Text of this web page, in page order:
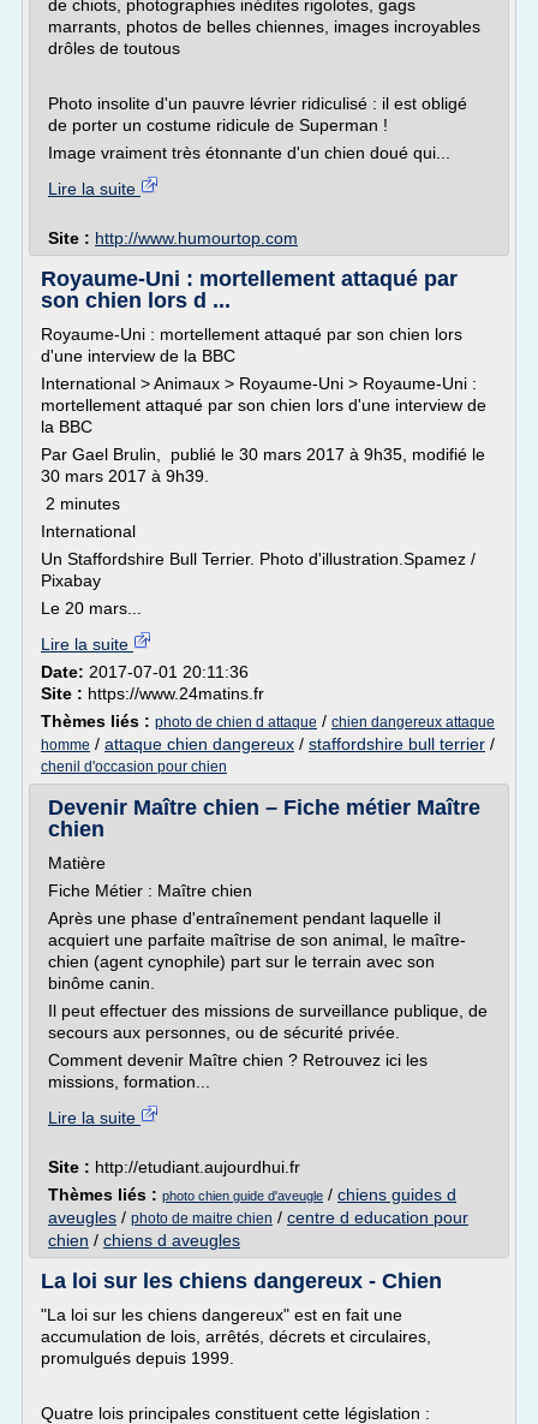
de chiots, photographies inédites rigolotes, gags
marrants, photos de belles chiennes, images incroyables
drôles de toutous
Photo insolite d'un pauvre lévrier ridiculisé : il est obligé
de porter un costume ridicule de Superman !
Image vraiment très étonnante d'un chien doué qui...
Lire la suite
Site : http://www.humourtop.com
Royaume-Uni : mortellement attaqué par
son chien lors d ...
Royaume-Uni : mortellement attaqué par son chien lors
d'une interview de la BBC
International > Animaux > Royaume-Uni > Royaume-Uni :
mortellement attaqué par son chien lors d'une interview de
la BBC
Par Gael Brulin, publié le 30 mars 2017 à 9h35, modifié le
30 mars 2017 à 9h39.
2 minutes
International
Un Staffordshire Bull Terrier. Photo d'illustration.Spamez /
Pixabay
Le 20 mars...
Lire la suite
Date: 2017-07-01 20:11:36
Site : https://www.24matins.fr
Thèmes liés : photo de chien d attaque / chien dangereux attaque
homme / attaque chien dangereux / staffordshire bull terrier /
chenil d'occasion pour chien
Devenir Maître chien – Fiche métier Maître
chien
Matière
Fiche Métier : Maître chien
Après une phase d'entraînement pendant laquelle il
acquiert une parfaite maîtrise de son animal, le maître-
chien (agent cynophile) part sur le terrain avec son
binôme canin.
Il peut effectuer des missions de surveillance publique, de
secours aux personnes, ou de sécurité privée.
Comment devenir Maître chien ? Retrouvez ici les
missions, formation...
Lire la suite
Site : http://etudiant.aujourdhui.fr
Thèmes liés : photo chien guide d'aveugle / chiens guides d
aveugles / photo de maitre chien / centre d education pour
chien / chiens d aveugles
La loi sur les chiens dangereux - Chien
"La loi sur les chiens dangereux" est en fait une
accumulation de lois, arrêtés, décrets et circulaires,
promulgués depuis 1999.
Quatre lois principales constituent cette législation :